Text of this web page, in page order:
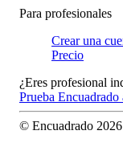
Para profesionales
Crear una
Precio
¿Eres profesional
Prueba Encuadrado
© Encuadrado 2026